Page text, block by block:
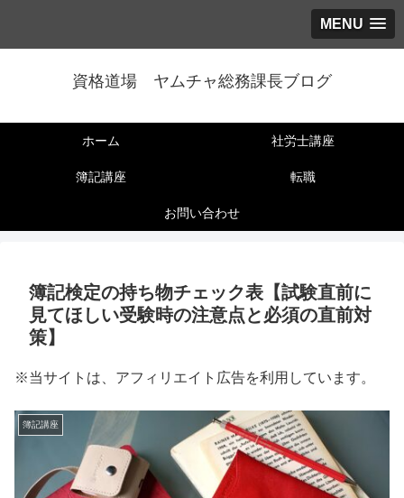
MENU
資格道場 ヤムチャ総務課長ブログ
ホーム 社労士講座
簿記講座 転職
お問い合わせ
簿記検定の持ち物チェック表【試験直前に
見てほしい受験時の注意点と必須の直前対
策】
※当サイトは、アフィリエイト広告を利用しています。
簿記講座